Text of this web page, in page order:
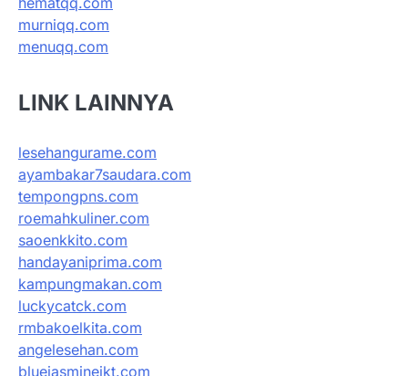
murniqq.com
menuqq.com
LINK LAINNYA
lesehangurame.com
ayambakar7saudara.com
tempongpns.com
roemahkuliner.com
saoenkkito.com
handayaniprima.com
kampungmakan.com
luckycatck.com
rmbakoelkita.com
angelesehan.com
bluejasminejkt.com